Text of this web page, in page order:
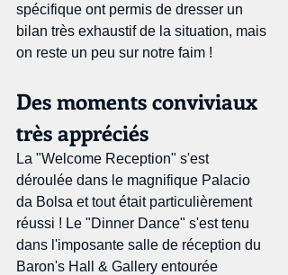
spécifique ont permis de dresser un
bilan très exhaustif de la situation, mais
on reste un peu sur notre faim !
Des moments conviviaux
très appréciés
La "Welcome Reception" s'est
déroulée dans le magnifique Palacio
da Bolsa et tout était particulièrement
réussi ! Le "Dinner Dance" s'est tenu
dans l'imposante salle de réception du
Baron's Hall & Gallery entourée